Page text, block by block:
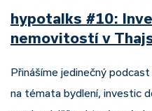
hypotalks #10:
nemovitostí v
Přinášíme jedinečný
na témata bydlení, investic